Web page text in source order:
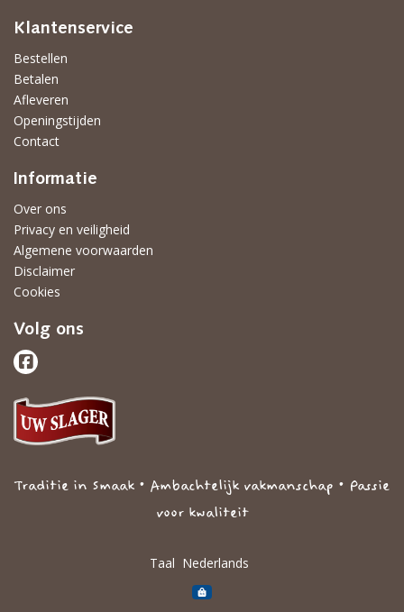
Klantenservice
Bestellen
Betalen
Afleveren
Openingstijden
Contact
Informatie
Over ons
Privacy en veiligheid
Algemene voorwaarden
Disclaimer
Cookies
Volg ons
Traditie in Smaak • Ambachtelijk vakmanschap • Passie
voor kwaliteit
Taal